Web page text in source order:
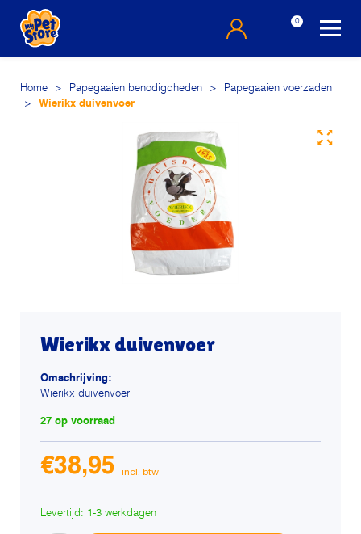
0
Home > Papegaaien benodigdheden >
Papegaaien voerzaden
>
Wierikx duivenvoer
Wierikx duivenvoer
Omschrijving:
Wierikx duivenvoer
27 op voorraad
€38,95
Levertijd: 1-3 werkdagen